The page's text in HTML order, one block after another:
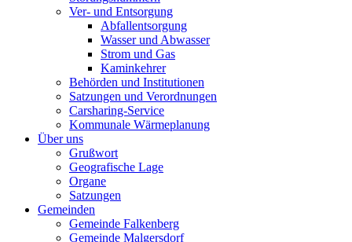
Ver- und Entsorgung
Abfallentsorgung
Wasser und Abwasser
Strom und Gas
Kaminkehrer
Behörden und Institutionen
Satzungen und Verordnungen
Carsharing-Service
Kommunale Wärmeplanung
Über uns
Grußwort
Geografische Lage
Organe
Satzungen
Gemeinden
Gemeinde Falkenberg
Gemeinde Malgersdorf